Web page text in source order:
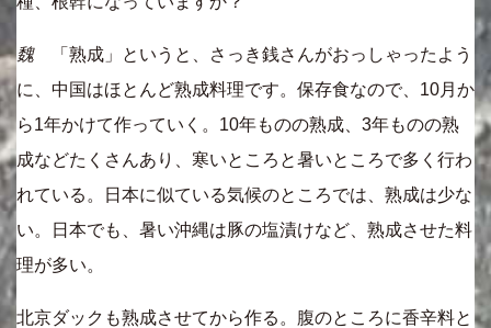
魏「熟成」というと、さっき銭さんがおっしゃったよう
に、中国はほとんど熟成料理です。保存食なので、10月か
ら1年かけて作っていく。10年ものの熟成、3年ものの熟
成などたくさんあり、寒いところと暑いところで多く行わ
れている。日本に似ている気候のところでは、熟成は少な
い。日本でも、暑い沖縄は豚の塩漬けなど、熟成させた料
理が多い。
北京ダックも熟成させてから作る。腹のところに香辛料と